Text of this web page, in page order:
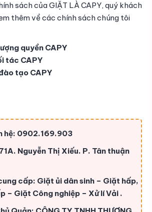
sách của GIẶT LÀ CAPY, quý khách
thêm về các chính sách chúng tôi
quyền CAPY
tác CAPY
tạo CAPY
hệ: 0902.169.903
Nguyễn Thị Xiếu. P. Tân thuận
cấp: Giặt ủi dân sinh – Giặt hấp,
– Giặt Công nghiệp – Xử lí Vải .